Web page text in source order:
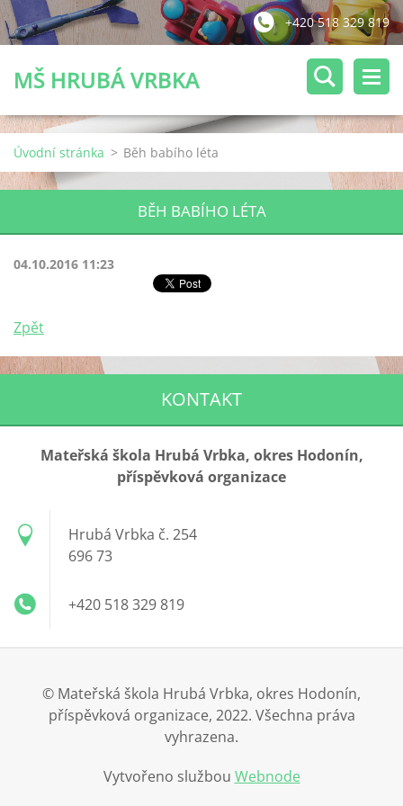
+420 518 329 819
MŠ HRUBÁ VRBKA
Úvodní stránka > Běh babího léta
BĚH BABÍHO LÉTA
04.10.2016 11:23
Zpět
KONTAKT
Mateřská škola Hrubá Vrbka, okres Hodonín,
příspěvková organizace
Hrubá Vrbka č. 254
696 73
+420 518 329 819
© Mateřská škola Hrubá Vrbka, okres Hodonín,
příspěvková organizace, 2022. Všechna práva
vyhrazena.
Vytvořeno službou Webnode